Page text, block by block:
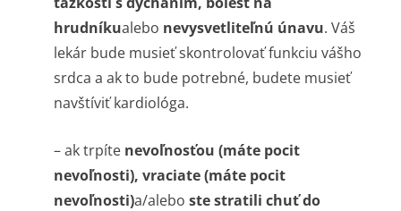
hrudníkualebo nevysvetliteľnú únavu. Váš
lekár bude musieť skontrolovať funkciu vášho
srdca a ak to bude potrebné, budete musieť
navštíviť kardiológa.
– ak trpíte nevoľnosťou (máte pocit
nevoľnosti), vraciate (máte pocit
nevoľnosti)a/alebo ste stratili chuť do